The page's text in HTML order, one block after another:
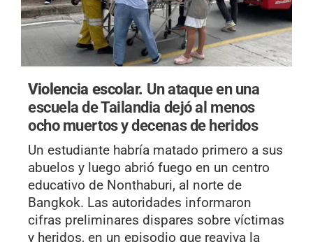
Violencia escolar. Un ataque en una
escuela de Tailandia dejó al menos
ocho muertos y decenas de heridos
Un estudiante habría matado primero a sus
abuelos y luego abrió fuego en un centro
educativo de Nonthaburi, al norte de
Bangkok. Las autoridades informaron
cifras preliminares dispares sobre víctimas
y heridos, en un episodio que reaviva la